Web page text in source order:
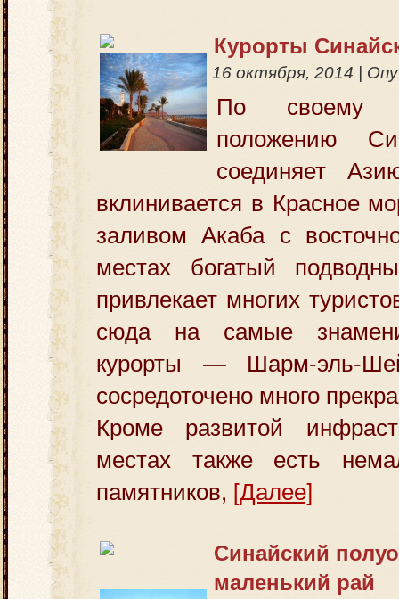
Курорты
16 октября, 2014
По своему
положению
соединяет
вклинивается в Красное
заливом Акаба с
местах богатый
привлекает многих
сюда на самые
курорты — Шарм-эль-
сосредоточено много
Кроме развитой
местах также есть
памятников, [Далее]
Синайский
маленький рай